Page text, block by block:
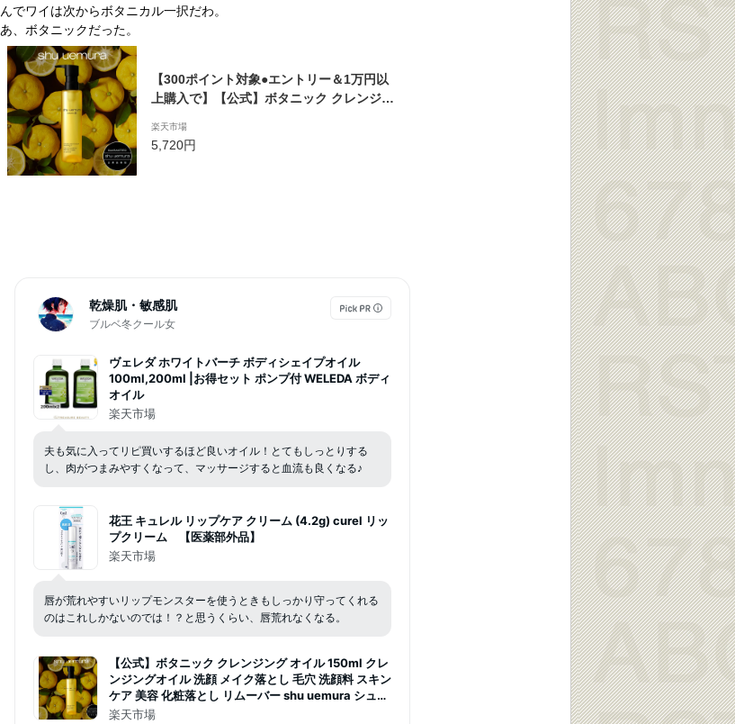
んでワイは次からボタニカル一択だわ。
あ、ボタニックだった。
【300ポイント対象●エントリー＆1万円以
上購入で】【公式】ボタニック クレンジン
し w洗顔不要 / 敏感肌 自然派 / shu_uemur
a シュウウエムラ 正規品 送料無料 公式シ
楽天市場
5,720円
乾燥肌・敏感肌
ブルベ冬クール女
ヴェレダ ホワイトバーチ ボディシェイプオイル
100ml,200ml |お得セット ポンプ付 WELEDA ボディ
オイル
楽天市場
夫も気に入ってリピ買いするほど良いオイル！とてもしっとりする
し、肉がつまみやすくなって、マッサージすると血流も良くなる♪
花王 キュレル リップケア クリーム (4.2g) curel リッ
プクリーム 【医薬部外品】
楽天市場
唇が荒れやすいリップモンスターを使うときもしっかり守ってくれる
のはこれしかないのでは！？と思うくらい、唇荒れなくなる。
【公式】ボタニック クレンジング オイル 150ml クレ
ンジングオイル 洗顔 メイク落とし 毛穴 洗顔料 スキン
ケア 美容 化粧落とし リムーバー shu uemura シュウ
ウエムラ 正規品 送料無料 シュウ 公式ショップ デパコ
楽天市場